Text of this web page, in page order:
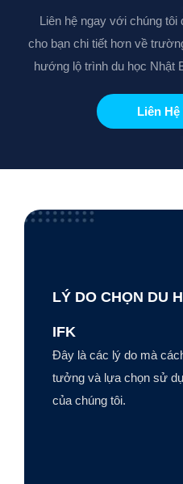
Liên hệ ngay với chúng
cho bạn chi tiết hơn về
hướng lộ trình du học Nhật
Liên
LÝ DO CHỌN DU
IFK
Đây là các lý do mà
tưởng và lựa chọn sử
của chúng tôi.